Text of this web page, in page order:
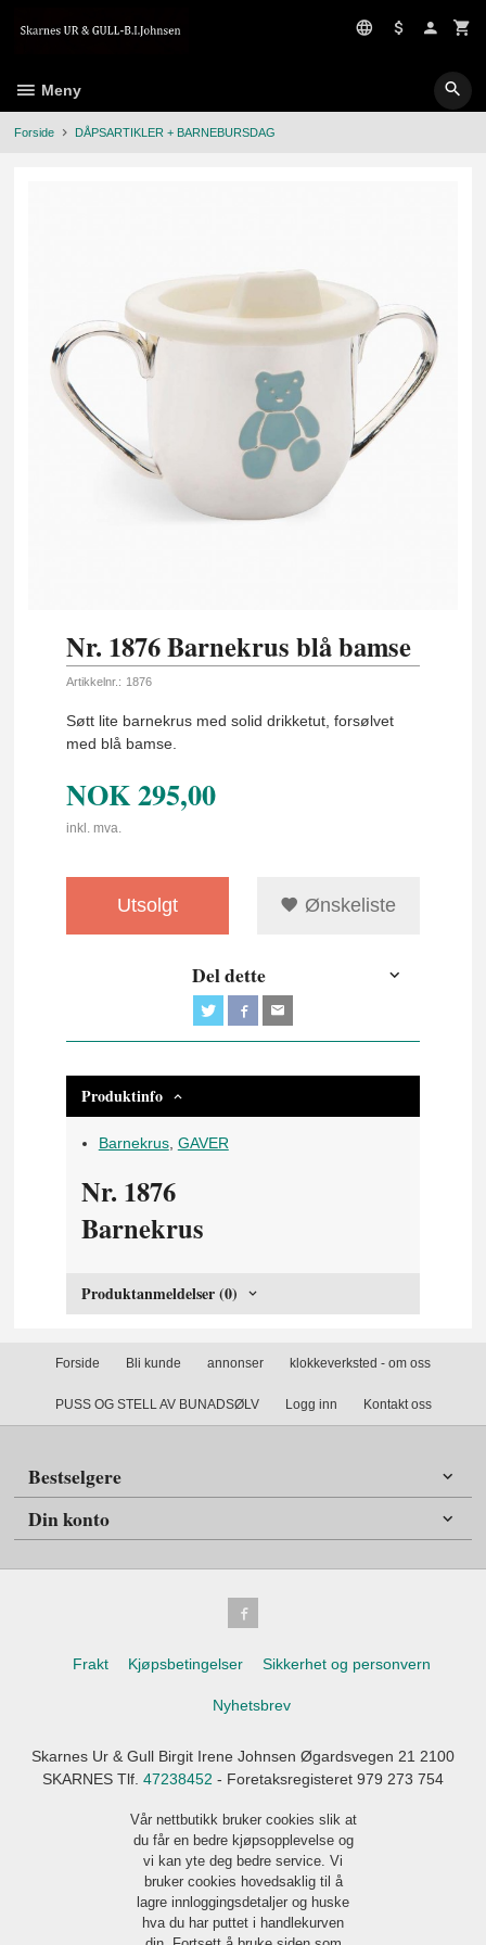
Meny
Forside DÅPSARTIKLER + BARNEBURSDAG
Nr. 1876 Barnekrus blå bamse
Artikkelnr.: 1876
Søtt lite barnekrus med solid drikketut, forsølvet
med blå bamse.
NOK295,00
inkl. mva.
Utsolgt Ønskeliste
Del dette
Produktinfo
Barnekrus, GAVER
Nr. 1876
Barnekrus
Produktanmeldelser (0)
Forside Bli kunde annonser klokkeverksted - om oss
PUSS OG STELL AV BUNADSØLV Logg inn Kontakt oss
Bestselgere
Din konto
Frakt Kjøpsbetingelser Sikkerhet og personvern
Nyhetsbrev
Skarnes Ur & Gull Birgit Irene Johnsen Øgardsvegen 21 2100
SKARNES Tlf. 47238452 - Foretaksregisteret 979 273 754
Vår nettbutikk bruker cookies slik at
du får en bedre kjøpsopplevelse og
vi kan yte deg bedre service. Vi
bruker cookies hovedsaklig til å
lagre innloggingsdetaljer og huske
hva du har puttet i handlekurven